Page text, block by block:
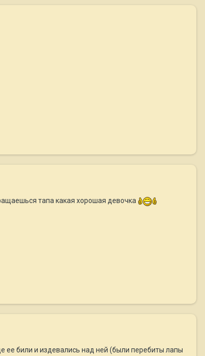
тапа какая хорошая девочка
ее били и издевались над ней (были перебиты лапы